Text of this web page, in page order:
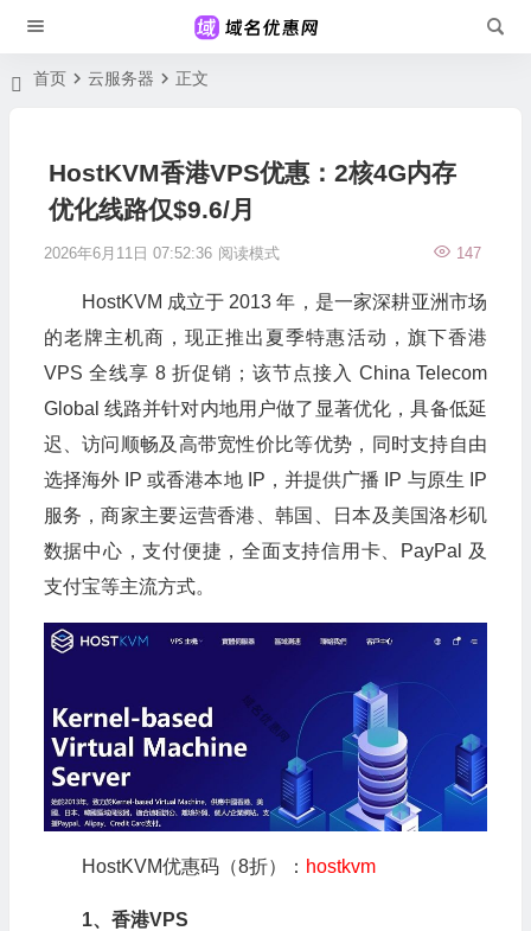
首页 云服务器 正文
HostKVM香港VPS优惠：2核4G内存
优化线路仅$9.6/月
2026年6月11日 07:52:36 147
阅读模式
HostKVM 成立于 2013 年，是一家深耕亚洲市场
的老牌主机商，现正推出夏季特惠活动，旗下香港
VPS 全线享 8 折促销；该节点接入 China Telecom
Global 线路并针对内地用户做了显著优化，具备低延
迟、访问顺畅及高带宽性价比等优势，同时支持自由
选择海外 IP 或香港本地 IP，并提供广播 IP 与原生 IP
服务，商家主要运营香港、韩国、日本及美国洛杉矶
数据中心，支付便捷，全面支持信用卡、PayPal 及
支付宝等主流方式。
HostKVM优惠码（8折）： hostkvm
1、香港VPS